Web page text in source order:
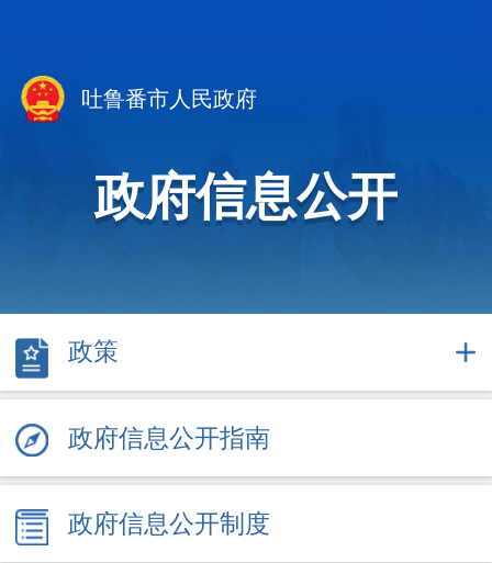
吐鲁番市人民政府
政府信息公开
政策
政府信息公开指南
政府信息公开制度